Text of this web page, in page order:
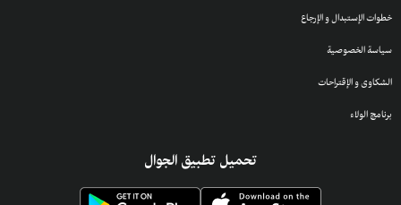
خطوات الإستبدال و الإرجاع
سياسة الخصوصية
الشكاوى و الإقتراحات
برنامج الولاء
تحميل تطبيق الجوال